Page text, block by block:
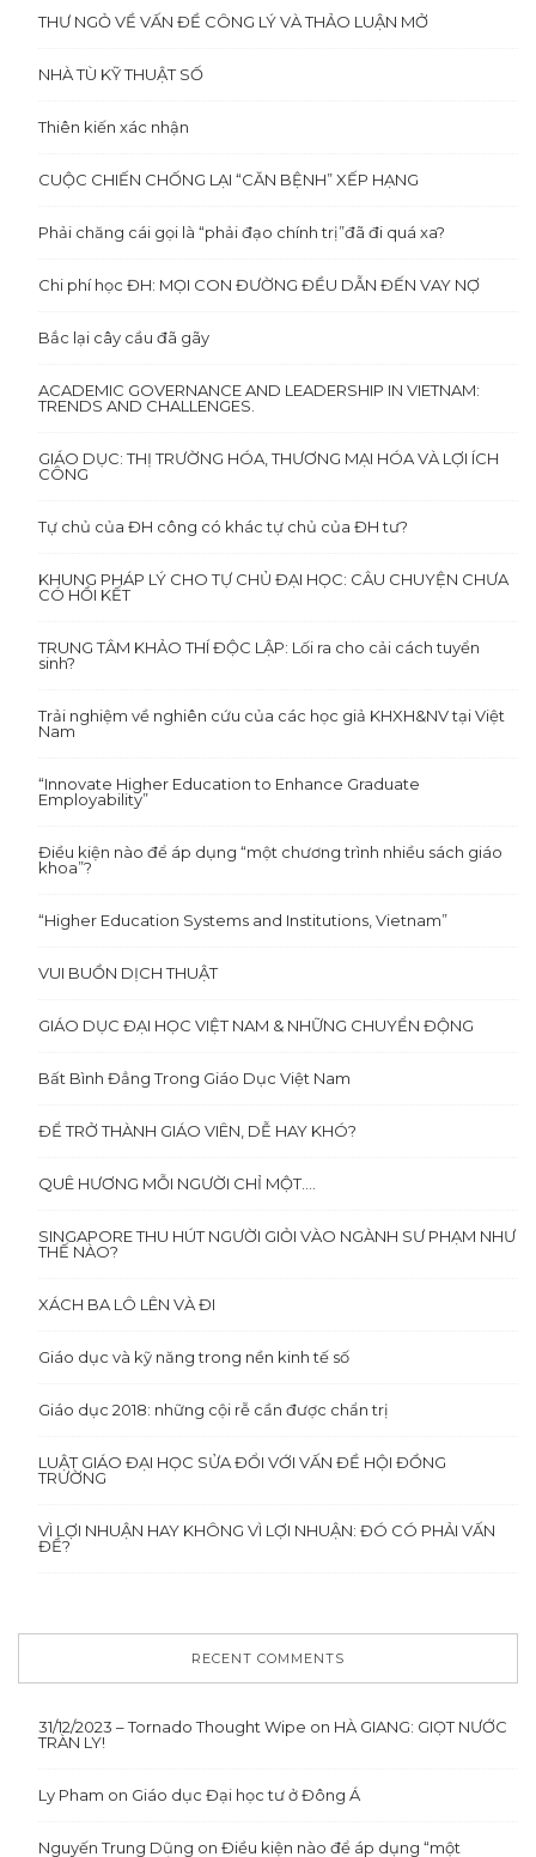
THƯ NGỎ VỀ VẤN ĐỀ CÔNG LÝ VÀ THẢO LUẬN MỞ
NHÀ TÙ KỸ THUẬT SỐ
Thiên kiến xác nhận
CUỘC CHIẾN CHỐNG LẠI “CĂN BỆNH” XẾP HẠNG
Phải chăng cái gọi là “phải đạo chính trị”đã đi quá xa?
Chi phí học ĐH: MỌI CON ĐƯỜNG ĐỀU DẪN ĐẾN VAY NỢ
Bắc lại cây cầu đã gãy
ACADEMIC GOVERNANCE AND LEADERSHIP IN VIETNAM:
TRENDS AND CHALLENGES.
GIÁO DỤC: THỊ TRƯỜNG HÓA, THƯƠNG MẠI HÓA VÀ LỢI ÍCH
CÔNG
Tự chủ của ĐH công có khác tự chủ của ĐH tư?
KHUNG PHÁP LÝ CHO TỰ CHỦ ĐẠI HỌC: CÂU CHUYỆN CHƯA
CÓ HỒI KẾT
TRUNG TÂM KHẢO THÍ ĐỘC LẬP: Lối ra cho cải cách tuyển
sinh?
Trải nghiệm về nghiên cứu của các học giả KHXH&NV tại Việt
Nam
“Innovate Higher Education to Enhance Graduate
Employability”
Điều kiện nào để áp dụng “một chương trình nhiều sách giáo
khoa”?
“Higher Education Systems and Institutions, Vietnam”
VUI BUỒN DỊCH THUẬT
GIÁO DỤC ĐẠI HỌC VIỆT NAM & NHỮNG CHUYỂN ĐỘNG
Bất Bình Đẳng Trong Giáo Dục Việt Nam
ĐỂ TRỞ THÀNH GIÁO VIÊN, DỄ HAY KHÓ?
QUÊ HƯƠNG MỖI NGƯỜI CHỈ MỘT….
SINGAPORE THU HÚT NGƯỜI GIỎI VÀO NGÀNH SƯ PHẠM NHƯ
THẾ NÀO?
XÁCH BA LÔ LÊN VÀ ĐI
Giáo dục và kỹ năng trong nền kinh tế số
Giáo dục 2018: những cội rễ cần được chẩn trị
LUẬT GIÁO ĐẠI HỌC SỬA ĐỔI VỚI VẤN ĐỀ HỘI ĐỒNG
TRƯỜNG
VÌ LỢI NHUẬN HAY KHÔNG VÌ LỢI NHUẬN: ĐÓ CÓ PHẢI VẤN
ĐỀ?
RECENT COMMENTS
31/12/2023 – Tornado Thought Wipe on HÀ GIANG: GIỌT NƯỚC
TRÀN LY!
Ly Pham on Giáo dục Đại học tư ở Đông Á
Nguyến Trung Dũng onĐiều kiện nào để áp dụng “một